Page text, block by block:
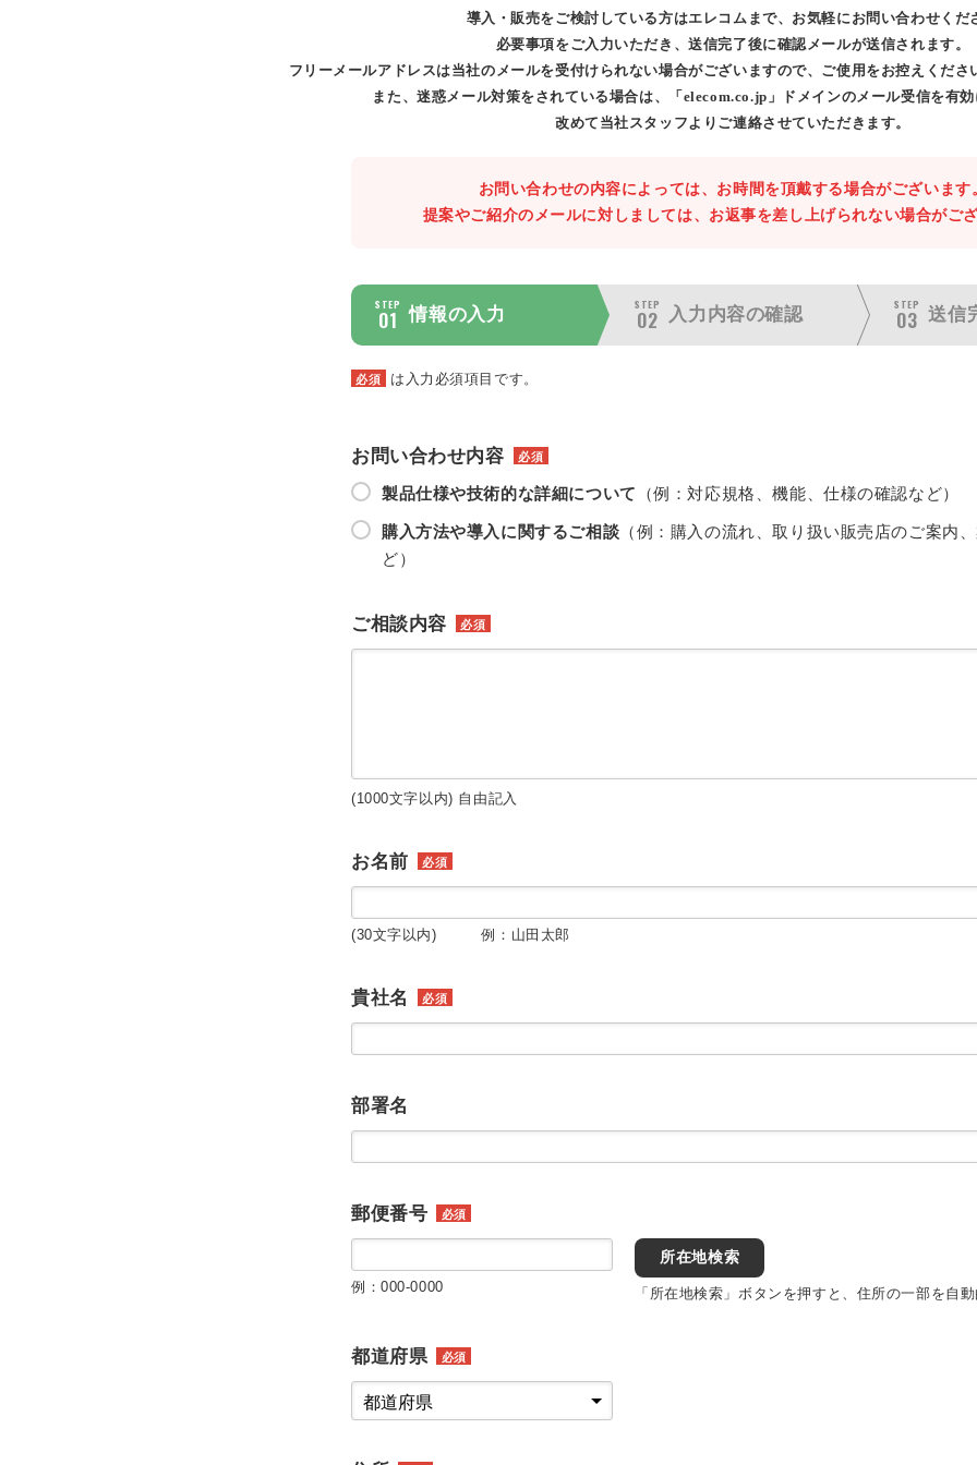
導入・販売をご検討している方はエレコムまで、お気軽にお問い合わせくだ
必要事項をご入力いただき、送信完了後に確認メールが送信されます。
フリーメールアドレスは当社のメールを受付けられない場合がございますので、ご使用をお控えくださ
また、迷惑メール対策をされている場合は、「elecom.co.jp」ドメインのメール受信を有効
改めて当社スタッフよりご連絡させていただきます。
お問い合わせの内容によっては、お時間を頂戴する場合がございます
提案やご紹介のメールに対しましては、お返事を差し上げられない場合がござ
STEP
01 情報の入力
STEP
02 入力内容の確認
STEP
03 送信
必須 は入力必須項目です。
お問い合わせ内容 必須
製品仕様や技術的な詳細について （例：対応規格、機能、仕様の確認など）
購入方法や導入に関するご相談 （例：購入の流れ、取り扱い販売店のご案内
ど）
ご相談内容 必須
(1000文字以内) 自由記入
お名前 必須
(30文字以内) 例：山田太郎
貴社名 必須
部署名
郵便番号 必須
例：000-0000
所在地検索
「所在地検索」ボタンを押すと、住所の一部を自動
都道府県 必須